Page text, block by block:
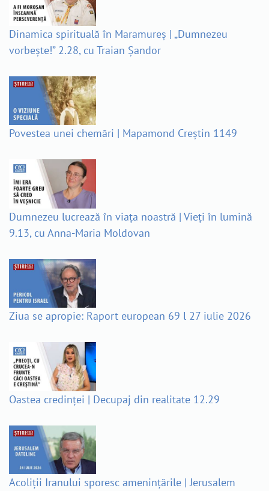
Dinamica spirituală în Maramureș | „Dumnezeu
vorbește!” 2.28, cu Traian Șandor
Povestea unei chemări | Mapamond Creștin 1149
Dumnezeu lucrează în viața noastră | Vieți în lumină
9.13, cu Anna-Maria Moldovan
Ziua se apropie: Raport european 69 l 27 iulie 2026
Oastea credinței | Decupaj din realitate 12.29
Acoliții Iranului sporesc amenințările | Jerusalem